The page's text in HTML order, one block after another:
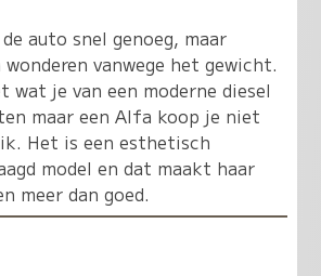
auto snel genoeg, maar
vanwege het gewicht.
wat je van een moderne diesel
maar een Alfa koop je niet
Het is een esthetisch
model en dat maakt haar
meer dan goed.